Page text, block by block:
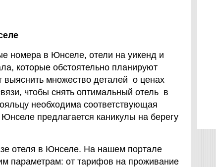
номера в Юнселе, отели на уикенд и
которые обстоятельно планируют
множество деталей о ценах
чтобы снять оптимальный отель в
необходима соответствующая
предлагается каникулы на берегу
отеля в Юнселе. На нашем портале
параметрам: от тарифов на проживание